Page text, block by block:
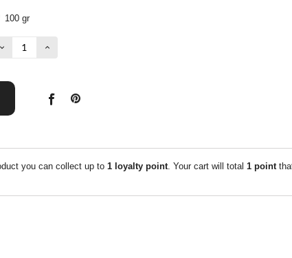
100 gr
you can collect up to 1loyalty point. Your cart will total 1point